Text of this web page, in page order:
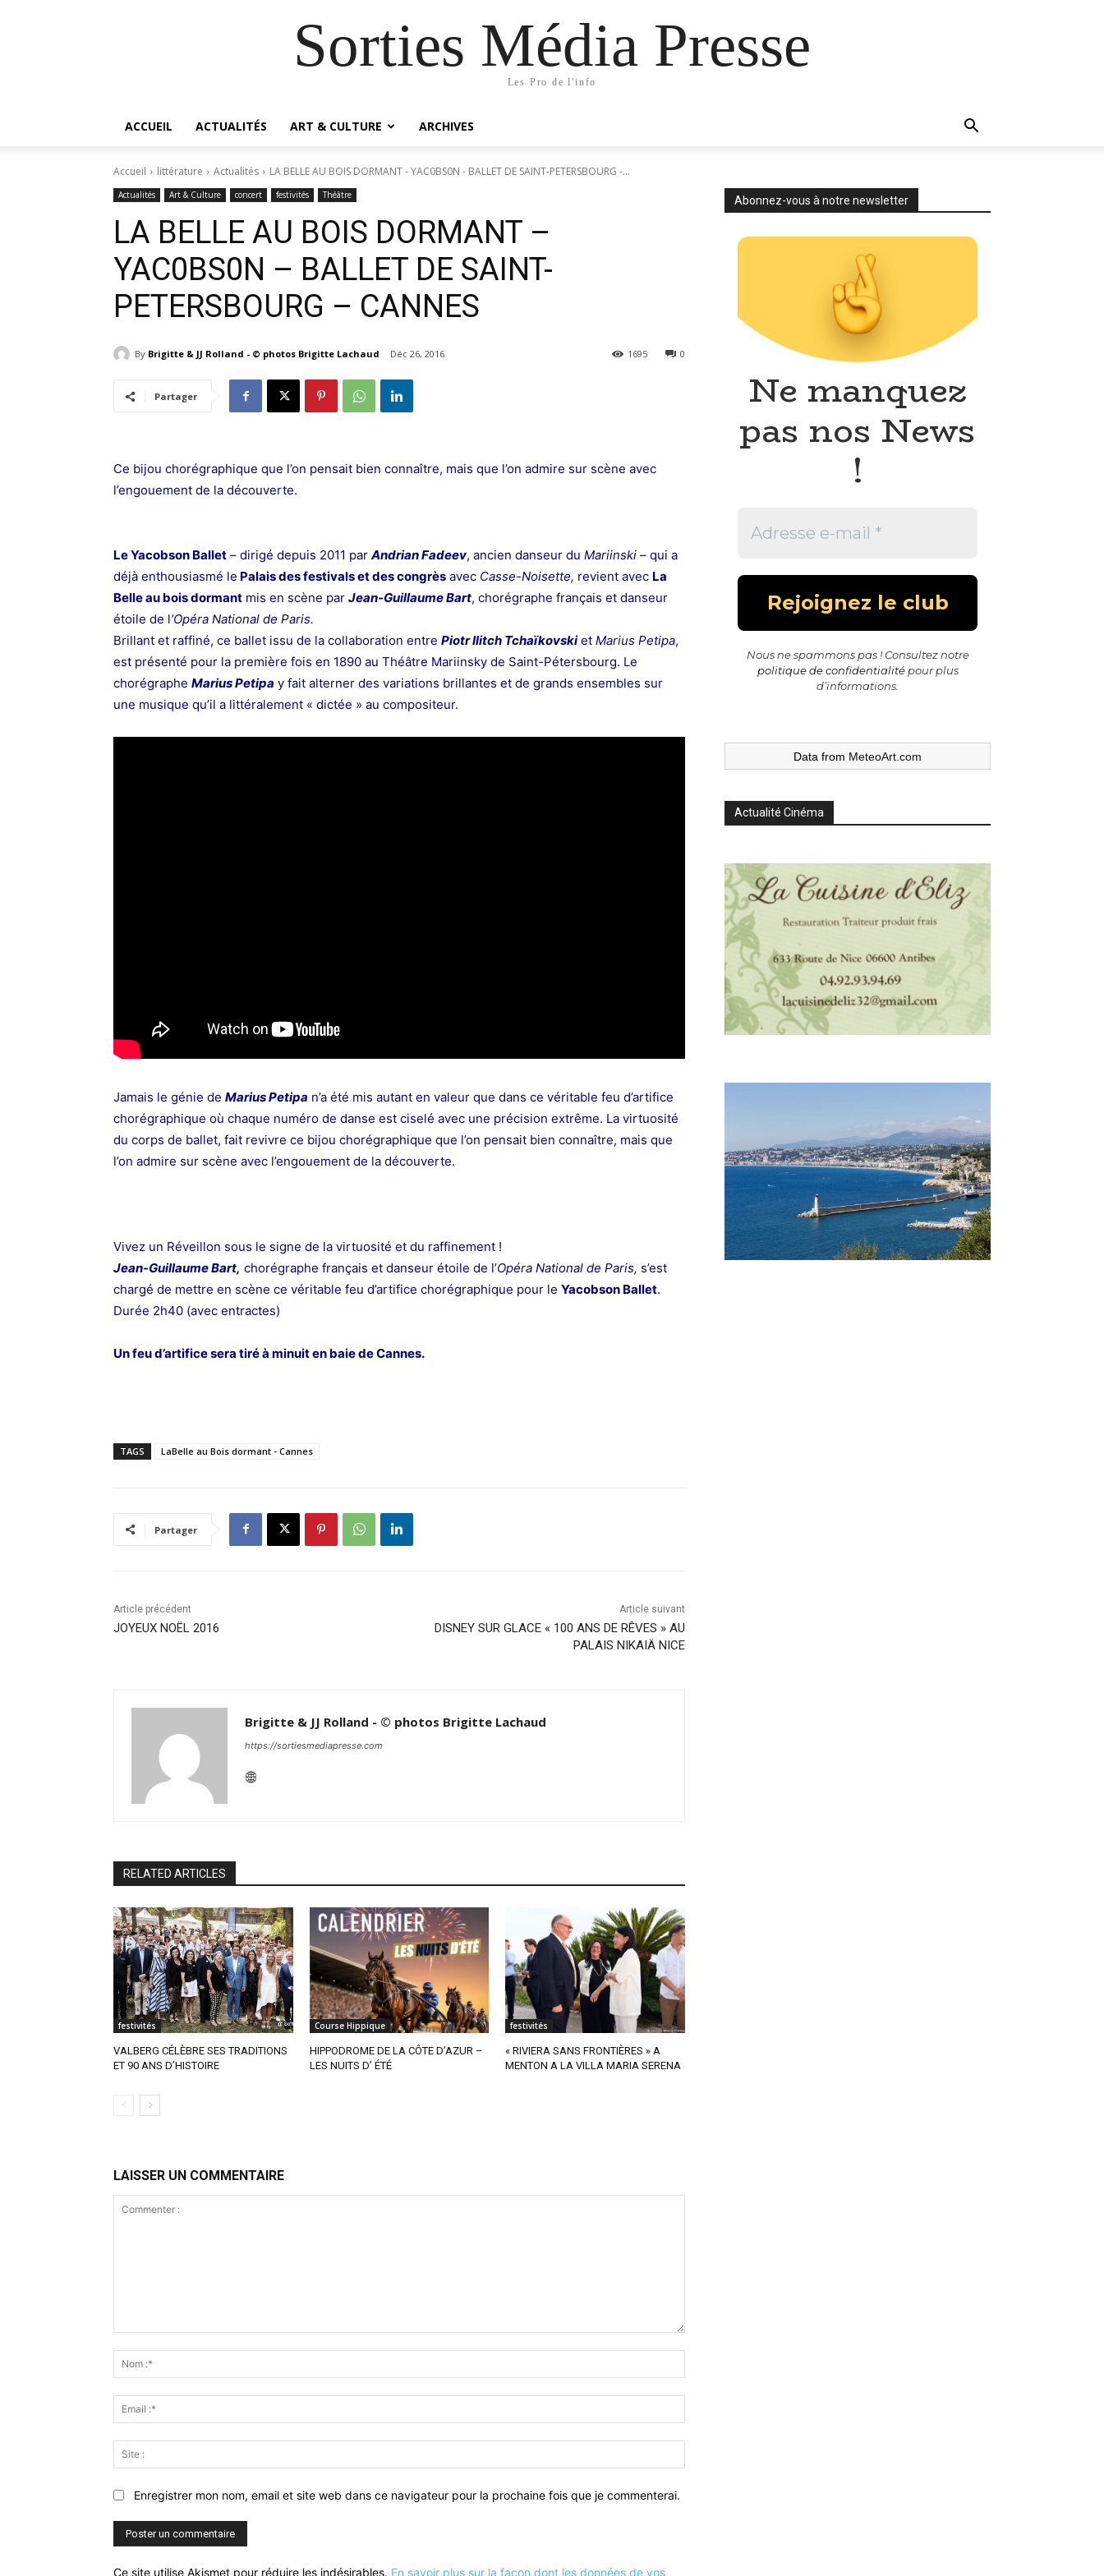
Sorties Média Presse
Les Pro de l'info
ACCUEIL ACTUALITÉS ART & CULTURE ARCHIVES
Accueil littérature Actualités LA BELLE AU BOIS DORMANT - YAC0BS0N - BALLET DE SAINT-PETERSBOURG -...
Actualités Art & Culture concert festivités Théâtre
LA BELLE AU BOIS DORMANT –
YAC0BS0N – BALLET DE SAINT-
PETERSBOURG – CANNES
By Brigitte & JJ Rolland - © photos Brigitte Lachaud Déc 26, 2016 0
1695
Partager
Ce bijou chorégraphique que l’on pensait bien connaître, mais que l’on admire sur scène avec
l’engouement de la découverte.
Le Yacobson Ballet – dirigé depuis 2011 parAndrian Fadeev, ancien danseur du Mariinski – qui a
déjà enthousiasmé le Palais des festivals et des congrès avec Casse-Noisette, revient avec La
Belle au bois dormant mis en scène par Jean-Guillaume Bart, chorégraphe français et danseur
étoile de l’Opéra National de Paris.
Brillant et raffiné, ce ballet issu de la collaboration entre Piotr Ilitch Tchaïkovski et Marius Petipa,
est présenté pour la première fois en 1890 au Théâtre Mariinsky de Saint-Pétersbourg. Le
chorégraphe Marius Petipa y fait alterner des variations brillantes et de grands ensembles sur
une musique qu’il a littéralement « dictée » au compositeur.
Jamais le génie de Marius Petipa n’a été mis autant en valeur que dans ce véritable feu d’artifice
chorégraphique où chaque numéro de danse est ciselé avec une précision extrême. La virtuosité
du corps de ballet, fait revivre ce bijou chorégraphique que l’on pensait bien connaître, mais que
l’on admire sur scène avec l’engouement de la découverte.
Vivez un Réveillon sous le signe de la virtuosité et du raffinement !
Jean-Guillaume Bart, chorégraphe français et danseur étoile de l’Opéra National de Paris, s’est
chargé de mettre en scène ce véritable feu d’artifice chorégraphique pour le Yacobson Ballet.
Durée 2h40 (avec entractes)
Un feu d’artifice sera tiré à minuit en baie de Cannes.
TAGS LaBelle au Bois dormant - Cannes
Partager
Article précédent
JOYEUX NOËL 2016
Article suivant
DISNEY SUR GLACE « 100 ANS DE RÊVES » AU
PALAIS NIKAIÄ NICE
Brigitte & JJ Rolland - © photos Brigitte Lachaud
https://sortiesmediapresse.com
RELATED ARTICLES
festivités
VALBERG CÉLÈBRE SES TRADITIONS
ET 90 ANS D’HISTOIRE
Course Hippique
HIPPODROME DE LA CÔTE D’AZUR –
LES NUITS D’ ÉTÉ
festivités
« RIVIERA SANS FRONTIÈRES » A
MENTON A LA VILLA MARIA SERENA
LAISSER UN COMMENTAIRE
:*
:*
:
Enregistrer mon nom, email et site web dans ce navigateur pour la prochaine fois que je commenterai.
Ce site utilise Akismet pour réduire les indésirables. En savoir plus sur la façon dont les données de vos
Abonnez-vous à notre newsletter
Ne manquez
pas nos News
!
Nous ne spammons pas ! Consultez notre
politique de confidentialitépour plus
d’informations.
Data from MeteoArt.com
Actualité Cinéma